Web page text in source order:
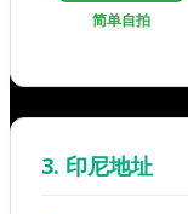
简单自拍
3. 印尼地址